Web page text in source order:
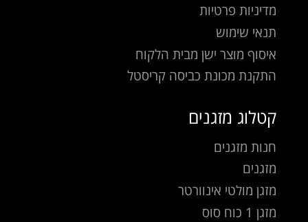
מדיניות פרטיות
תנאי שימוש
איסוף מוצר ישן מבית הלקוח
התקנת מכונת כביסה קריסטל
קטלוג מזגנים
חנות מזגנים
מזגנים
מזגן מולטי אינוורטר
מזגן 1 כוח סוס